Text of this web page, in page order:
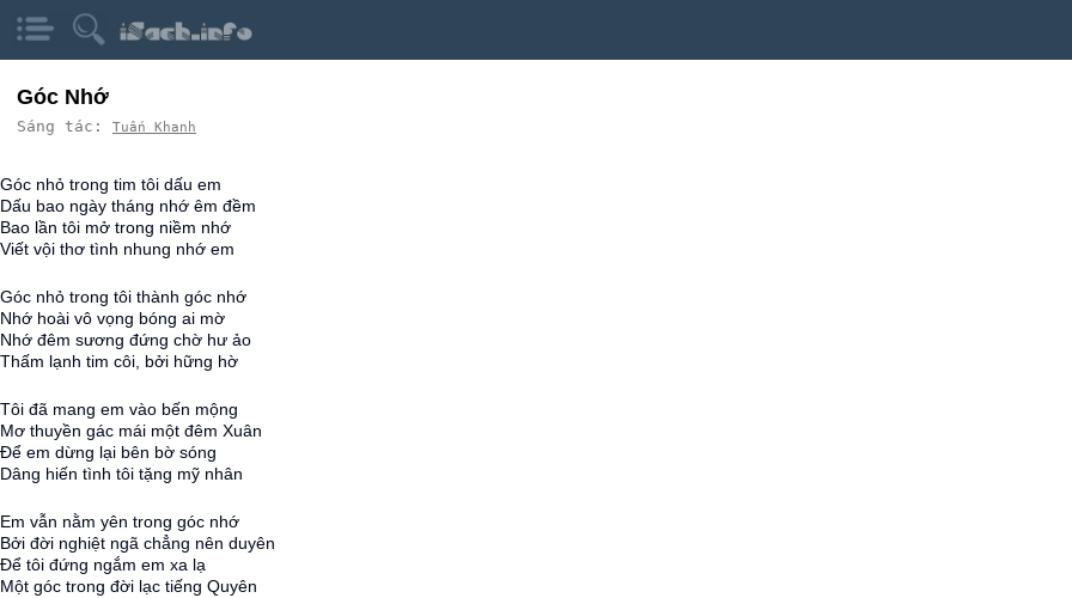
Góc Nhớ
Sáng tác: Tuấn Khanh
Góc nhỏ trong tim tôi dấu em
Dấu bao ngày tháng nhớ êm đềm
Bao lần tôi mở trong niềm nhớ
Viết vội thơ tình nhung nhớ em
Góc nhỏ trong tôi thành góc nhớ
Nhớ hoài vô vọng bóng ai mờ
Nhớ đêm sương đứng chờ hư ảo
Thấm lạnh tim côi, bởi hững hờ
Tôi đã mang em vào bến mộng
Mơ thuyền gác mái một đêm Xuân
Để em dừng lại bên bờ sóng
Dâng hiến tình tôi tặng mỹ nhân
Em vẫn nằm yên trong góc nhớ
Bởi đời nghiệt ngã chẳng nên duyên
Để tôi đứng ngắm em xa lạ
Một góc trong đời lạc tiếng Quyên